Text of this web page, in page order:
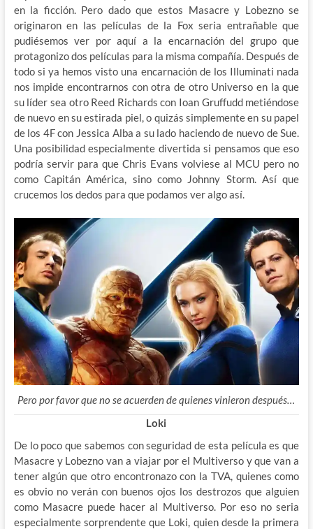
en la ficción. Pero dado que estos Masacre y Lobezno se
originaron en las películas de la Fox seria entrañable que
pudiésemos ver por aquí a la encarnación del grupo que
protagonizo dos películas para la misma compañía. Después de
todo si ya hemos visto una encarnación de los Illuminati nada
nos impide encontrarnos con otra de otro Universo en la que
su líder sea otro Reed Richards con Ioan Gruffudd metiéndose
de nuevo en su estirada piel, o quizás simplemente en su papel
de los 4F con Jessica Alba a su lado haciendo de nuevo de Sue.
Una posibilidad especialmente divertida si pensamos que eso
podría servir para que Chris Evans volviese al MCU pero no
como Capitán América, sino como Johnny Storm. Así que
crucemos los dedos para que podamos ver algo así.
Pero por favor que no se acuerden de quienes vinieron después…
Loki
De lo poco que sabemos con seguridad de esta película es que
Masacre y Lobezno van a viajar por el Multiverso y que van a
tener algún que otro encontronazo con la TVA, quienes como
es obvio no verán con buenos ojos los destrozos que alguien
como Masacre puede hacer al Multiverso. Por eso no seria
especialmente sorprendente que Loki, quien desde la primera